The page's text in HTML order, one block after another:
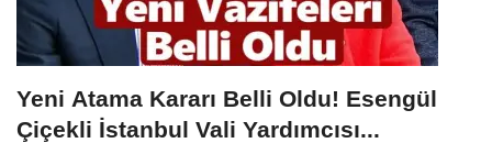
Yeni Atama Kararı Belli Oldu! Esengül
Çiçekli İstanbul Vali Yardımcısı...